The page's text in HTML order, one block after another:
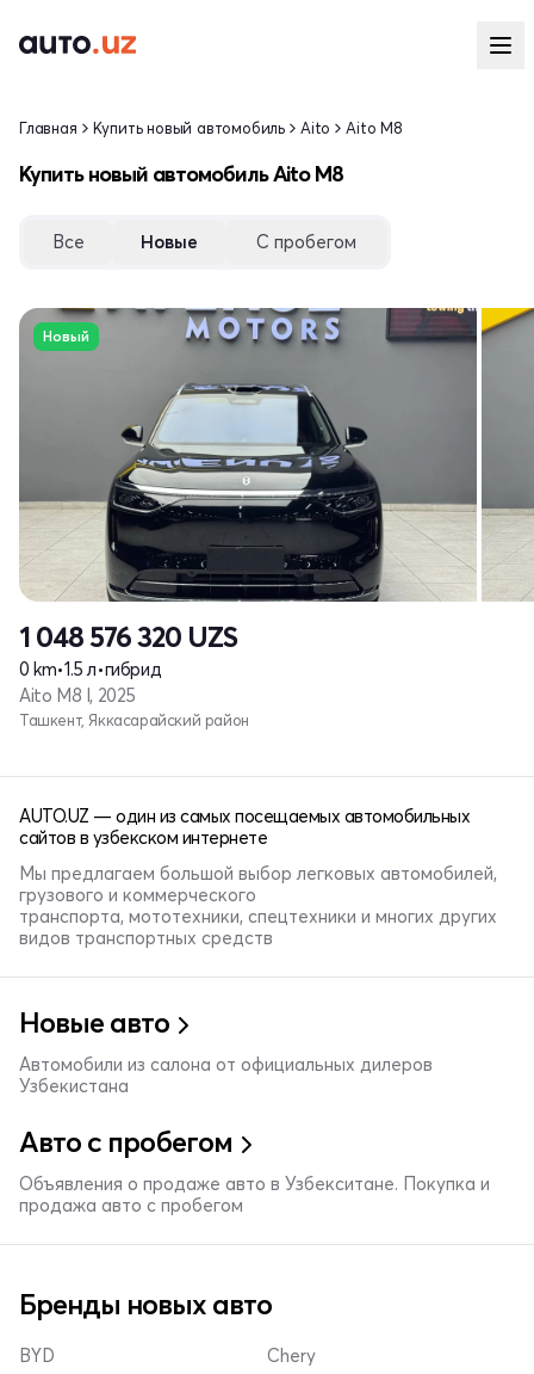
Главная Купить новый автомобиль Aito Aito M8
Купить новый автомобиль Aito M8
Все Новые С пробегом
Новый
1 048 576 320 UZS
0 km•1.5 л•гибрид
Aito M8 I, 2025
Ташкент, Яккасарайский район
AUTO.UZ — один из самых посещаемых автомобильных
сайтов в узбекском интернете
Мы предлагаем большой выбор легковых автомобилей,
грузового и коммерческого
транспорта, мототехники, спецтехники и многих других
видов транспортных средств
Новые авто
Автомобили из салона от официальных дилеров
Узбекистана
Авто с пробегом
Объявления о продаже авто в Узбекситане. Покупка и
продажа авто с пробегом
Бренды новых авто
BYD Chery